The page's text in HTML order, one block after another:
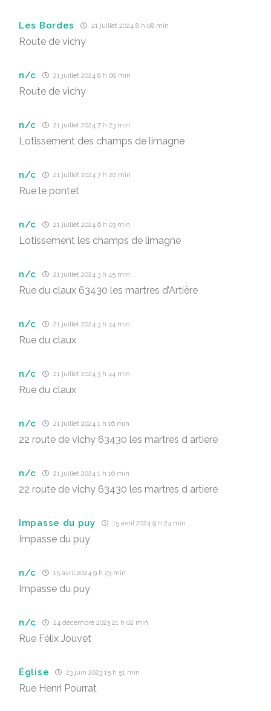
Les Bordes 21 juillet 2024 8 h 08 min
Route de vichy
n/c 21 juillet 2024 8 h 08 min
Route de vichy
n/c 21 juillet 2024 7 h 23 min
Lotissement des champs de limagne
n/c 21 juillet 2024 7 h 20 min
Rue le pontet
n/c 21 juillet 2024 6 h 03 min
Lotissement les champs de limagne
n/c 21 juillet 2024 3 h 45 min
Rue du claux 63430 les martres d’Artière
n/c 21 juillet 2024 3 h 44 min
Rue du claux
n/c 21 juillet 2024 3 h 44 min
Rue du claux
n/c 21 juillet 2024 1 h 16 min
22 route de vichy 63430 les martres d artiere
n/c 21 juillet 2024 1 h 16 min
22 route de vichy 63430 les martres d artiere
Impasse du puy 15 avril 2024 9 h 24 min
Impasse du puy
n/c 15 avril 2024 9 h 23 min
Impasse du puy
n/c 24 décembre 2023 21 h 02 min
Rue Félix Jouvet
Église 23 juin 2023 15 h 51 min
Rue Henri Pourrat